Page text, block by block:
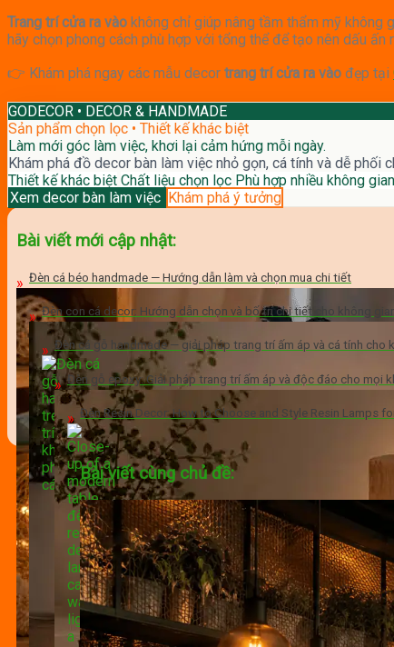
Trang trí cửa ra vào không chỉ giúp nâng tầm thẩm mỹ không
hãy chọn phong cách phù hợp với tổng thể để tạo nên dấu ấn
👉 Khám phá ngay các mẫu decor trang trí cửa ra vào đẹp tại
GODECOR • DECOR & HANDMADE
Sản phẩm chọn lọc • Thiết kế khác biệt
Làm mới góc làm việc, khơi lại cảm hứng mỗi ngày.
Khám phá đồ decor bàn làm việc nhỏ gọn, cá tính và dễ
Thiết kế khác biệt Chất liệu chọn lọc Phù hợp nhiều không gian
Xem decor bàn làm việc Khám phá ý tưởng
Bài viết mới cập nhật:
Đèn cá béo handmade — Hướng dẫn làm và chọn mua chi tiết
Đèn con cá decor: Hướng dẫn chọn và bố trí chi tiết cho không gian
Đèn cá gỗ handmade — giải pháp trang trí ấm áp và cá tính cho
Đèn gỗ epoxy: Giải pháp trang trí ấm áp và độc đáo cho mọi
Đèn Resin Decor: How to Choose and Style Resin Lamps
Bài viết cùng chủ đề: